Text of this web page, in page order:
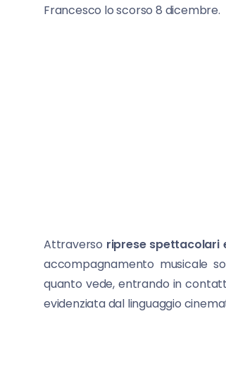
Francesco lo scorso 8 dicembre.
Attraverso riprese spettacolari
accompagnamento musicale
quanto vede, entrando in
evidenziata dal linguaggio